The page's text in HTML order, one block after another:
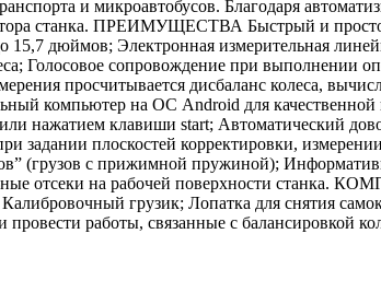
и микроавтобусов. Благодаря
станка. ПРЕИМУЩЕСТВА Быстрый и
дюймов; Электронная измерительная
Голосовое сопровождение при выполнении
просчитывается дисбаланс колеса,
компьютер на ОС Android для
нажатием клавиши start; Автоматический
задании плоскостей корректировки,
(грузов с прижимной пружиной);
отсеки на рабочей поверхности станка.
грузик; Лопатка для снятия
работы, связанные с балансировкой